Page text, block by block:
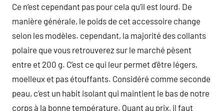
Ce n’est cependant pas pour cela qu’il est lourd. De
manière générale, le poids de cet accessoire change
selon les modèles. cependant, la majorité des collants
polaire que vous retrouverez sur le marché pèsent
entre et 200 g. C’est ce qui leur permet d’être légers,
moelleux et pas étouffants. Considéré comme seconde
peau, c’est un habit isolant qui maintient le bas de notre
corps à la bonne température. Quant au prix, il faut